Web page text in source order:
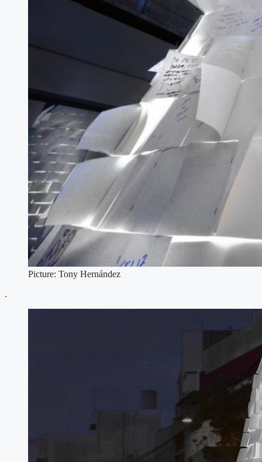
Picture: Tony Hernández
.